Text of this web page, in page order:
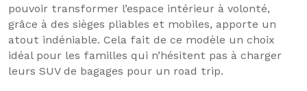
pouvoir transformer l’espace intérieur à volonté,
grâce à des sièges pliables et mobiles, apporte un
atout indéniable. Cela fait de ce modèle un choix
idéal pour les familles qui n’hésitent pas à charger
leurs SUV de bagages pour un road trip.